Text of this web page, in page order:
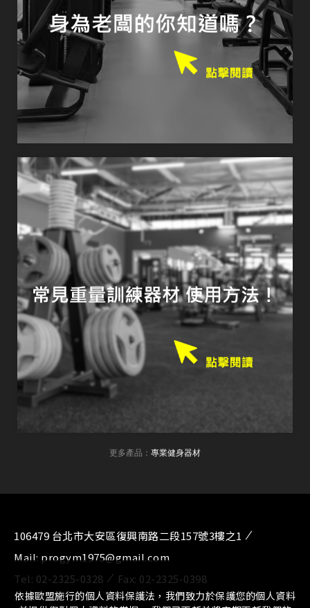
更多產品： 專業健身器材
106479 台北市大安區復興南路二段157號3樓之1
Mail: progym1975@gmail.com
Tel: 02-2325-0328 Fax: 02-2325-0398
依據歐盟施行的個人資料保護法，我們致力於保護您的個人資料